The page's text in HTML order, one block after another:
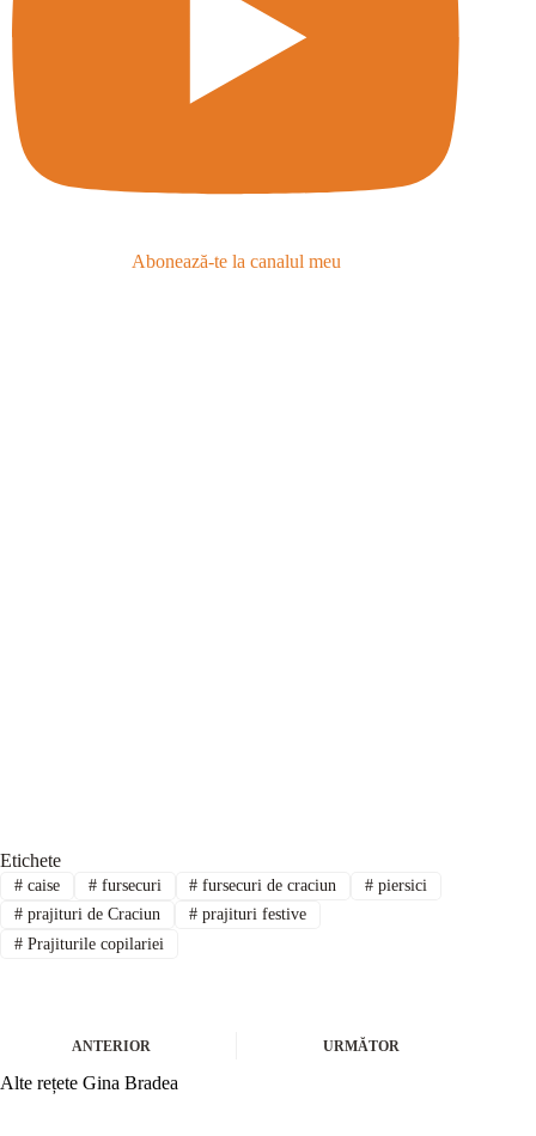
Abonează-te la canalul meu
Etichete
#caise #fursecuri # fursecuri de craciun # piersici
#prajituri de Craciun #prajituri festive
#Prajiturile copilariei
ANTERIOR URMĂTOR
Alte rețete Gina Bradea